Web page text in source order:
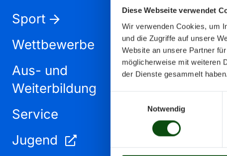
Diese Webseite verwendet
Wir verwenden Cookies, um
und die Zugriffe auf unsere
Website an unsere Partner
möglicherweise mit weiteren
der Dienste gesammelt haben.
Notwendig
Sport
Wettbewerbe
Aus- und
Weiterbildung
Service
Jugend
Dezember 2025